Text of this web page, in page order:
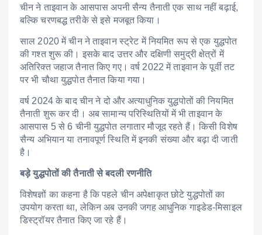
चीन ने ताइवान के आसपास अपनी सैन्य तैनाती एक साथ नहीं बढ़ाई,
बल्कि चरणबद्ध तरीके से इसे मजबूत किया।
साल 2020 में चीन ने ताइवान स्ट्रेट में नियमित रूप से एक युद्धपोत
की गश्त शुरू की। इसके बाद उत्तर और दक्षिणी समुद्री क्षेत्रों में
अतिरिक्त जहाज तैनात किए गए। वर्ष 2022 में ताइवान के पूर्वी तट
पर भी चौथा युद्धपोत तैनात किया गया।
वर्ष 2024 के बाद चीन ने दो और अत्याधुनिक युद्धपोतों की नियमित
तैनाती शुरू कर दी। अब सामान्य परिस्थितियों में भी ताइवान के
आसपास 5 से 6 चीनी युद्धपोत लगातार मौजूद रहते हैं। किसी विशेष
सैन्य अभियान या तनावपूर्ण स्थिति में इनकी संख्या और बढ़ा दी जाती
है।
बड़े युद्धपोतों की तैनाती से बदली रणनीति
विशेषज्ञों का कहना है कि पहले चीन अपेक्षाकृत छोटे युद्धपोतों का
उपयोग करता था, लेकिन अब उनकी जगह आधुनिक गाइडेड-मिसाइल
डिस्ट्रॉयर तैनात किए जा रहे हैं।